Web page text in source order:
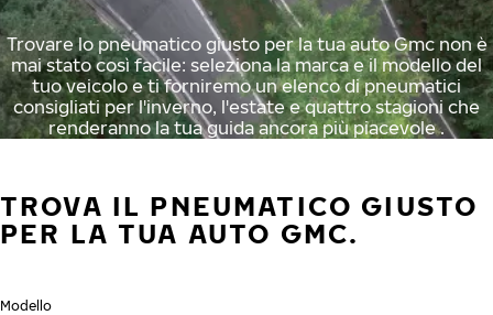
Trovare lo pneumatico giusto per la tua auto Gmc non è
mai stato così facile: seleziona la marca e il modello del
tuo veicolo e ti forniremo un elenco di pneumatici
consigliati per l'inverno, l'estate e quattro stagioni che
renderanno la tua guida ancora più piacevole .
TROVA IL PNEUMATICO GIUSTO
PER LA TUA AUTO GMC.
Modello